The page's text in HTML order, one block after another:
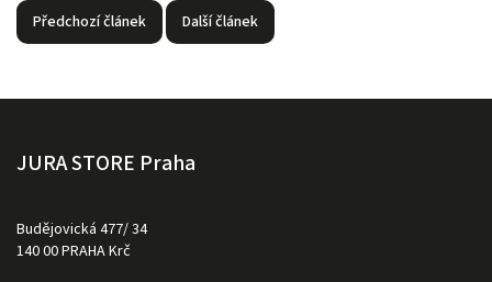
Předchozí článek Další článek
JURA STORE Praha
Budějovická 477/ 34
140 00 PRAHA Krč